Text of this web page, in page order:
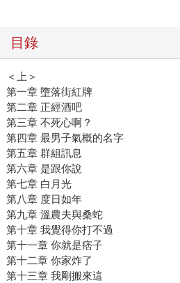
目錄
＜上＞
第一章 墮落街紅牌
第二章 正經酒吧
第三章 不死心啊？
第四章 最男子氣概的名字
第五章 群組訊息
第六章 是跟你說
第七章 白月光
第八章 度日如年
第九章 溫農夫與桑蛇
第十章 我覺得你打不過
第十一章 你就是痞子
第十二章 你家炸了
第十三章 我剛搬來這